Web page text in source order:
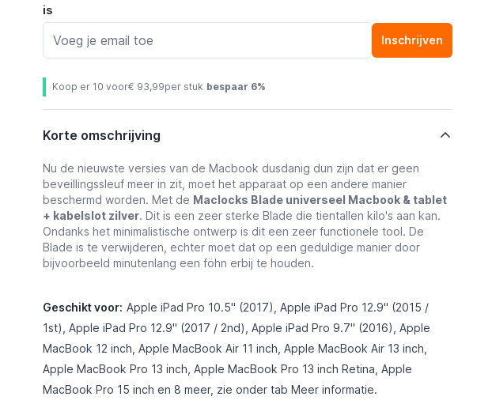
is
Inschrijven
Koop er 10 voor€ 93,99per stuk bespaar 6%
Korte omschrijving
Nu de nieuwste versies van de Macbook dusdanig dun zijn dat er geen
beveillingssleuf meer in zit, moet het apparaat op een andere manier
beschermd worden. Met de Maclocks Blade universeel Macbook & tablet
+ kabelslot zilver. Dit is een zeer sterke Blade die tientallen kilo's aan kan.
Ondanks het minimalistische ontwerp is dit een zeer functionele tool. De
Blade is te verwijderen, echter moet dat op een geduldige manier door
bijvoorbeeld minutenlang een föhn erbij te houden.
Geschikt voor: Apple iPad Pro 10.5" (2017), Apple iPad Pro 12.9" (2015 /
1st), Apple iPad Pro 12.9" (2017 / 2nd), Apple iPad Pro 9.7" (2016), Apple
MacBook 12 inch, Apple MacBook Air 11 inch, Apple MacBook Air 13 inch,
Apple MacBook Pro 13 inch, Apple MacBook Pro 13 inch Retina, Apple
MacBook Pro 15 inch en 8 meer, zie onder tab Meer informatie.